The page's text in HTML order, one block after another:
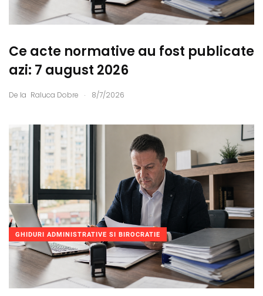
Ce acte normative au fost publicate
azi: 7 august 2026
De la Raluca Dobre . 8/7/2026
GHIDURI ADMINISTRATIVE SI BIROCRATIE